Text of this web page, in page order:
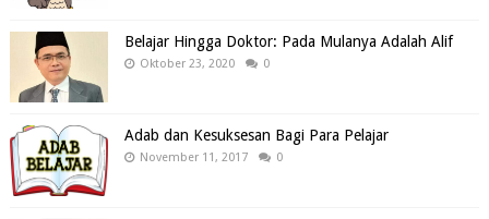
Belajar Hingga Doktor: Pada Mulanya Adalah Alif
Oktober 23, 2020 0
Adab dan Kesuksesan Bagi Para Pelajar
November 11, 2017 0